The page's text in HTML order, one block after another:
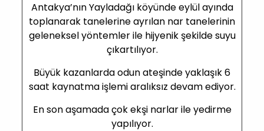
Antakya’nın Yayladağı köyünde eylül ayında
toplanarak tanelerine ayrılan nar tanelerinin
geleneksel yöntemler ile hijyenik şekilde suyu
çıkartılıyor.
Büyük kazanlarda odun ateşinde yaklaşık 6
saat kaynatma işlemi aralıksız devam ediyor.
En son aşamada çok ekşi narlar ile yedirme
yapılıyor.